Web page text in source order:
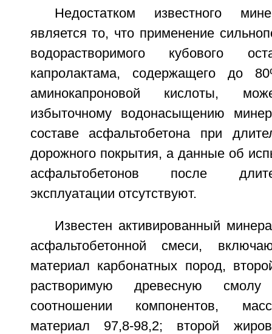
Недостатком известного
является то, что применение
водорастворимого кубового
капролактама, содержащего до
аминокапроновой кислоты,
избыточному водонасыщению
составе асфальтобетона при
дорожного покрытия, а данные об
асфальтобетонов после
эксплуатации отсутствуют.
Известен активированный
асфальтобетонной смеси,
материал карбонатных пород,
растворимую древесную
соотношении компонентов,
материал 97,8-98,2; второй